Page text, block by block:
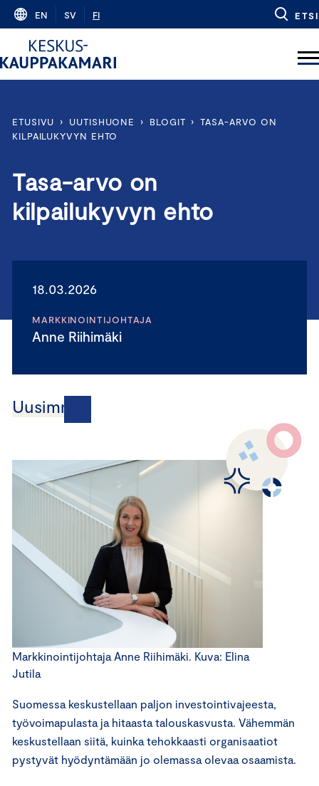
Skip
content
EN SV FI ETSI
ETUSIVU › UUTISHUONE › BLOGIT › TASA-ARVO ON
KILPAILUKYVYN EHTO
Tasa-arvo on
kilpailukyvyn ehto
18.03.2026
MARKKINOINTIJOHTAJA
Anne Riihimäki
Uusimmat
Markkinointijohtaja Anne Riihimäki. Kuva: Elina
Jutila
Suomessa keskustellaan paljon investointivajeesta,
työvoimapulasta ja hitaasta talouskasvusta. Vähemmän
keskustellaan siitä, kuinka tehokkaasti organisaatiot
pystyvät hyödyntämään jo olemassa olevaa osaamista.